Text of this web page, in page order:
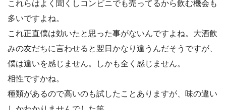
これらはよく聞くしコンビニでも売ってるから飲む機会も
多いですよね。
これ正直僕は効いたと思った事がないんですよね。大酒飲
みの友だちに言わせると翌日かなり違うんだそうですが、
僕は違いを感じません。しかも全く感じません。
相性ですかね。
種類があるので高いのも試したことありますが、味の違い